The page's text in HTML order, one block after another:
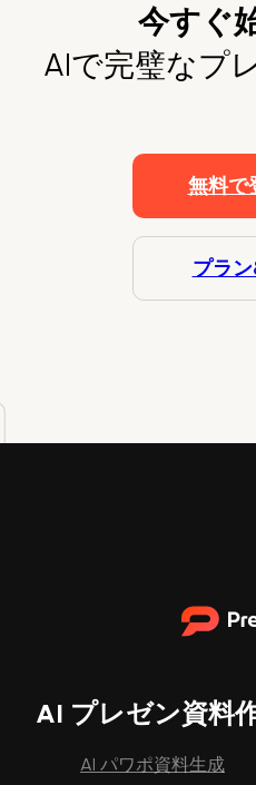
今すぐ
AIで完璧なプ
無料で
プラ
AI プレゼン資料
AI パワポ資料生成